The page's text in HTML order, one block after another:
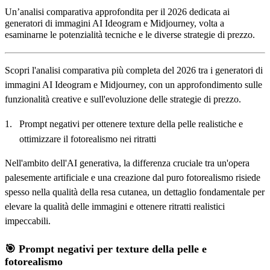
Un’analisi comparativa approfondita per il 2026 dedicata ai
generatori di immagini AI Ideogram e Midjourney, volta a
esaminarne le potenzialità tecniche e le diverse strategie di prezzo.
Scopri l'analisi comparativa più completa del 2026 tra i generatori di
immagini AI Ideogram e Midjourney, con un approfondimento sulle
funzionalità creative e sull'evoluzione delle strategie di prezzo.
Prompt negativi per ottenere texture della pelle realistiche e
ottimizzare il fotorealismo nei ritratti
Nell'ambito dell'AI generativa, la differenza cruciale tra un'opera
palesemente artificiale e una creazione dal puro fotorealismo risiede
spesso nella qualità della resa cutanea, un dettaglio fondamentale per
elevare la qualità delle immagini e ottenere ritratti realistici
impeccabili.
🎯 Prompt negativi per texture della pelle e
fotorealismo